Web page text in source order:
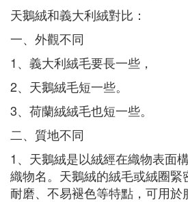
天鵝絨和義大利絨對比：
一、外觀不同
1、義大利絨毛要長一些，
2、天鵝絨毛短一些。
3、荷蘭絨絨毛也短一些。
二、質地不同
1、天鵝絨是以絨經在織物表面
織物名。天鵝絨的絨毛或絨圈緊
耐磨、不易褪色等特點，可用於